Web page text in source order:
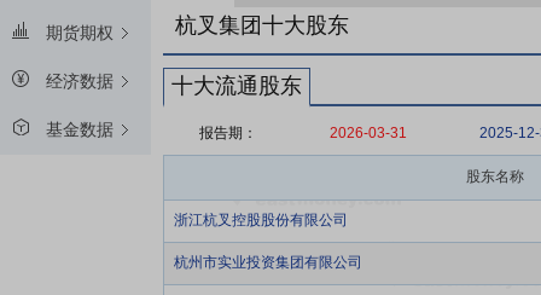
期货期权
经济数据
基金数据
杭叉集团十大股东
十大流通股东
报告期： 2026-03-31 2025-
股东名称
浙江杭叉控股股份有限公司
杭州市实业投资集团有限公司